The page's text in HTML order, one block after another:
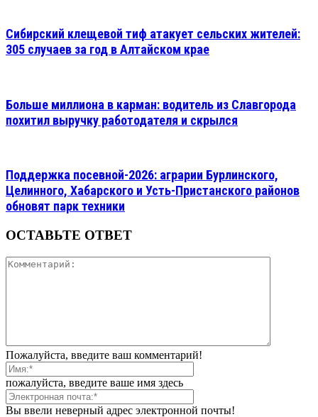
Сибирский клещевой тиф атакует сельских жителей:
305 случаев за год в Алтайском крае
Больше миллиона в карман: водитель из Славгорода
похитил выручку работодателя и скрылся
Поддержка посевной-2026: аграрии Бурлинского,
Целинного, Хабарского и Усть-Пристанского районов
обновят парк техники
ОСТАВЬТЕ ОТВЕТ
Пожалуйста, введите ваш комментарий!
пожалуйста, введите ваше имя здесь
Вы ввели неверный адрес электронной почты!